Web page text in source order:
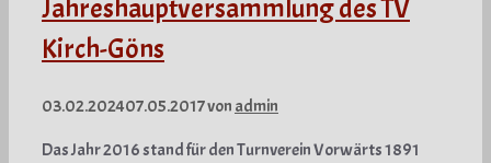
Jahreshauptversammlung des TV
Kirch-Göns
03.02.202407.05.2017von admin
Das Jahr 2016 stand für den Turnverein Vorwärts 1891